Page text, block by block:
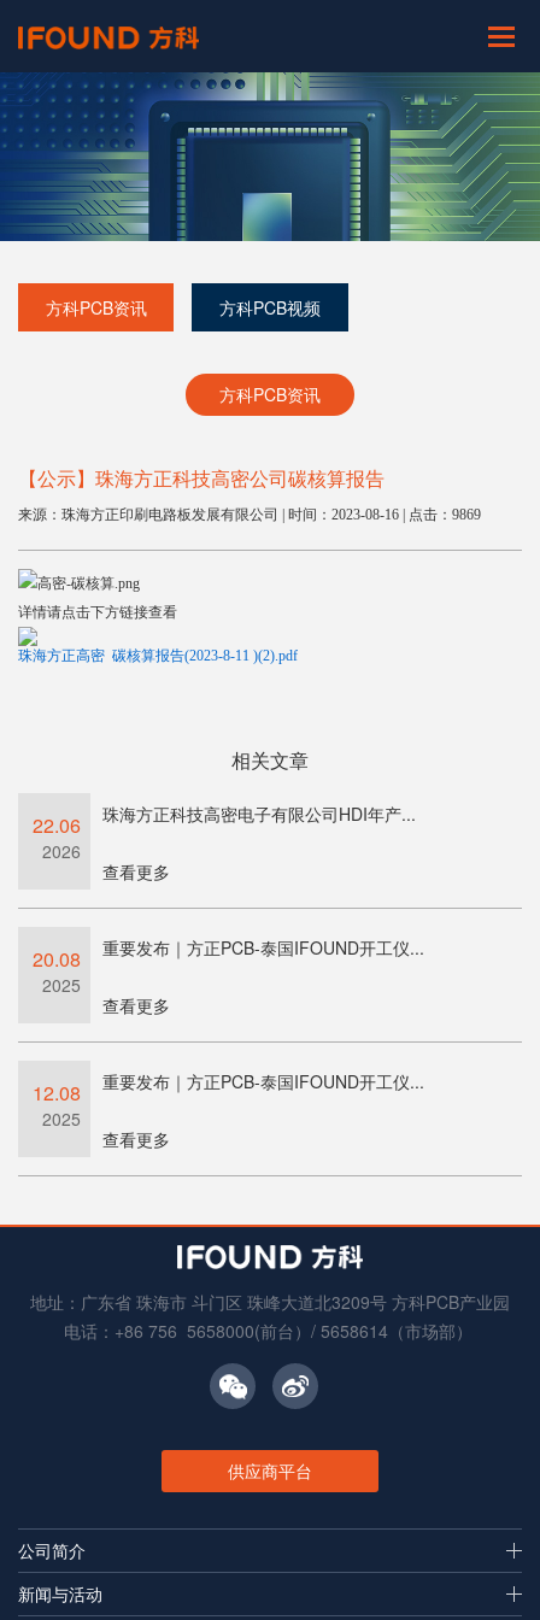
方科PCB资讯 方科PCB视频
方科PCB资讯
【公示】珠海方正科技高密公司碳核算报告
来源：珠海方正印刷电路板发展有限公司 | 时间：2023-08-16 | 点击：9869
详情请点击下方链接查看
珠海方正高密 碳核算报告(2023-8-11 )(2).pdf
相关文章
22.06
2026
珠海方正科技高密电子有限公司HDI年产...
查看更多
20.08
2025
重要发布｜方正PCB-泰国IFOUND开工仪...
查看更多
12.08
2025
重要发布｜方正PCB-泰国IFOUND开工仪...
查看更多
地址：广东省 珠海市 斗门区 珠峰大道北3209号 方科PCB产业园
电话：+86 756 5658000(前台）/ 5658614（市场部）
供应商平台
公司简介
新闻与活动